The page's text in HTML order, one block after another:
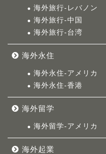
海外旅行-レバノン
海外旅行-中国
海外旅行-台湾
海外永住
海外永住-アメリカ
海外永住-香港
海外留学
海外留学-アメリカ
海外起業